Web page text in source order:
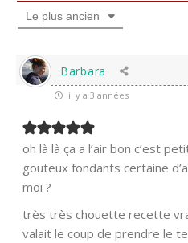
Le plus ancien
Barbara
il y a 3 années
oh là là ça a l’air bon c’est
gouteux fondants certaine
moi ?
très très chouette recette
valait le coup de prendre le